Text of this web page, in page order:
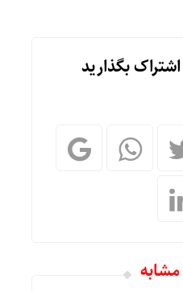
بگذارید